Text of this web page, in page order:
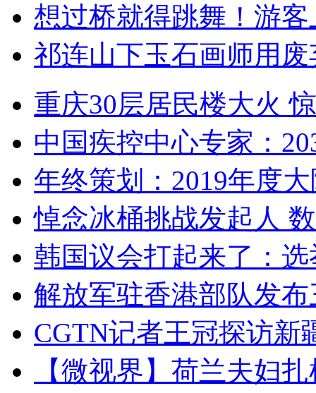
想过桥就得跳舞！游客
祁连山下玉石画师用
重庆30层居民楼大火
中国疾控中心专家：
年终策划：2019年度
悼念冰桶挑战发起人
韩国议会打起来了：
解放军驻香港部队发
CGTN记者王冠探访新
【微视界】荷兰夫妇